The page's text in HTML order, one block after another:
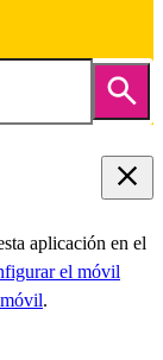
aplicación en el
el móvil
.